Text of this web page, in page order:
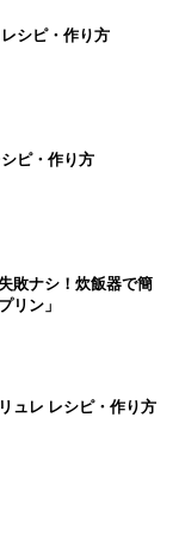
シピ・作り方
ピ・作り方
敗ナシ！炊飯器で簡
リン」
ュレ レシピ・作り方